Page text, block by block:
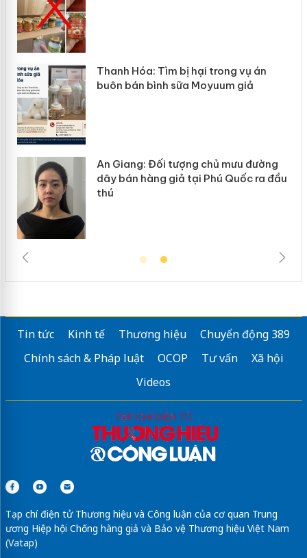
Thanh Hóa: Tìm bị hại trong vụ án
buôn bán bình sữa Moyuum giả
An Giang: Đối tượng chủ mưu đường
dây bán hàng giả tại Phú Quốc ra đầu
thú
Tin tức Kinh tế Thương hiệu
Chuyển động 389
Chính sách & Pháp luật
OCOP Tư vấn
Xã hội
Videos
Tạp chí điện tử Thương hiệu và Công luận của cơ quan Trung
ương Hiệp hội Chống hàng giả và Bảo vệ Thương hiệu Việt Nam
(Vatap)